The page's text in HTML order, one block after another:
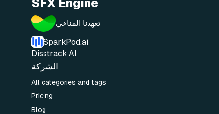
SFX Engine
تعهدنا المناخي
SparkPod.ai
Disstrack AI
الشركة
All categories and tags
Pricing
Blog